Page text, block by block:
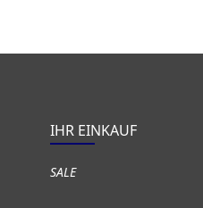
IHR EINKAUF
SALE